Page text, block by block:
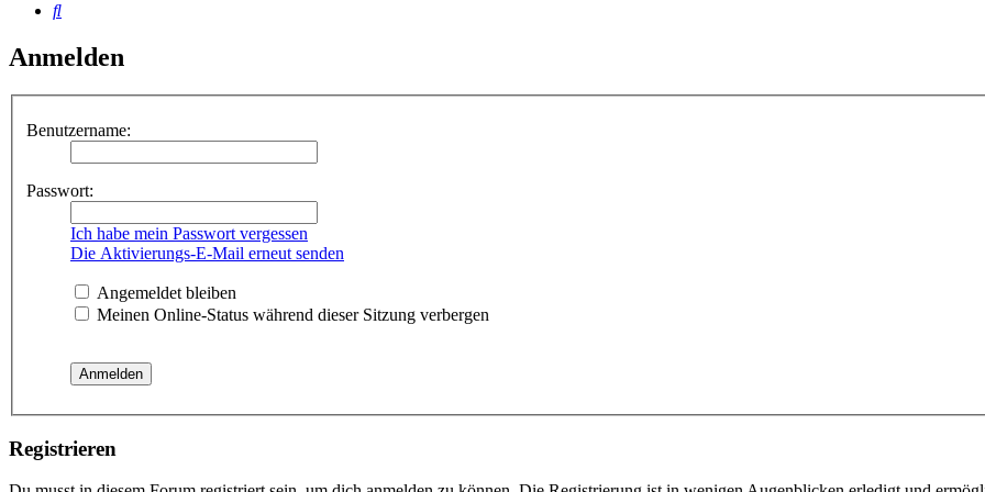
Suche
Anmelden
Benutzername:
Passwort:
Ich habe mein Passwort vergessen
Die Aktivierungs-E-Mail erneut senden
Angemeldet bleiben
Meinen Online-Status während dieser Sitzung verbergen
Registrieren